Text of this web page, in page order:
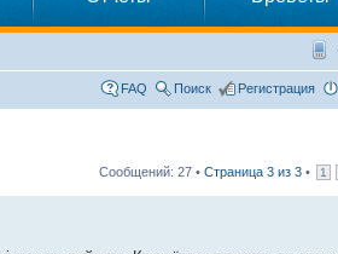
FAQ Поиск Регистрация
Сообщений: 27 • Страница 3 из 3 • 1